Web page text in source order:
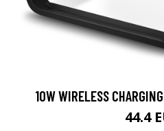
10W WIRELESS
44.4